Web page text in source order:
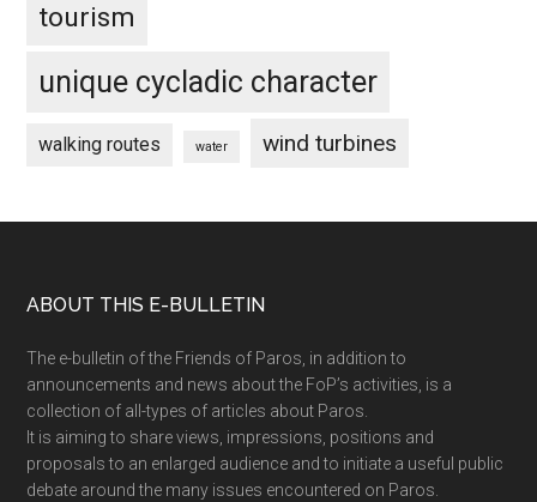
tourism
unique cycladic character
walking routes water wind turbines
Footer
ABOUT THIS E-BULLETIN
The e-bulletin of the Friends of Paros, in addition to
announcements and news about the FoP’s activities, is a
collection of all-types of articles about Paros.
It is aiming to share views, impressions, positions and
proposals to an enlarged audience and to initiate a useful public
debate around the many issues encountered on Paros.